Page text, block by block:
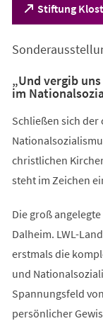
Stiftung
(Öffnet
in
neuen
„Und vergib
im
Schließen sich der
christlichen
steht im Zeichen
Die groß
Dalheim. LWL-
erstmals die
und
Spannungsfeld
persönlicher